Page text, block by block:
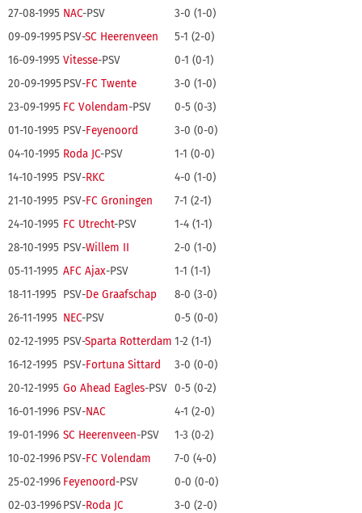
27-08-1995 NAC-PSV
3-0 (1-0)
09-09-1995 PSV-SC Heerenveen
5-1 (2-0)
16-09-1995 Vitesse-PSV
0-1 (0-1)
20-09-1995 PSV-FC Twente
3-0 (1-0)
23-09-1995 FC Volendam-PSV
0-5 (0-3)
01-10-1995 PSV-Feyenoord
3-0 (0-0)
04-10-1995 Roda JC-PSV
1-1 (0-0)
14-10-1995 PSV-RKC
4-0 (1-0)
21-10-1995 PSV-FC Groningen
7-1 (2-1)
24-10-1995 FC Utrecht-PSV
1-4 (1-1)
28-10-1995 PSV-Willem II
2-0 (1-0)
05-11-1995 AFC Ajax-PSV
1-1 (1-1)
18-11-1995 PSV-De Graafschap
8-0 (3-0)
26-11-1995 NEC-PSV
0-5 (0-0)
02-12-1995 PSV-Sparta Rotterdam 1-2 (1-1)
16-12-1995 PSV-Fortuna Sittard
3-0 (0-0)
20-12-1995 Go Ahead Eagles-PSV 0-5 (0-2)
16-01-1996 PSV-NAC
4-1 (2-0)
19-01-1996 SC Heerenveen-PSV
1-3 (0-2)
10-02-1996 PSV-FC Volendam
7-0 (4-0)
25-02-1996 Feyenoord-PSV
0-0 (0-0)
02-03-1996PSV-Roda JC
3-0 (2-0)